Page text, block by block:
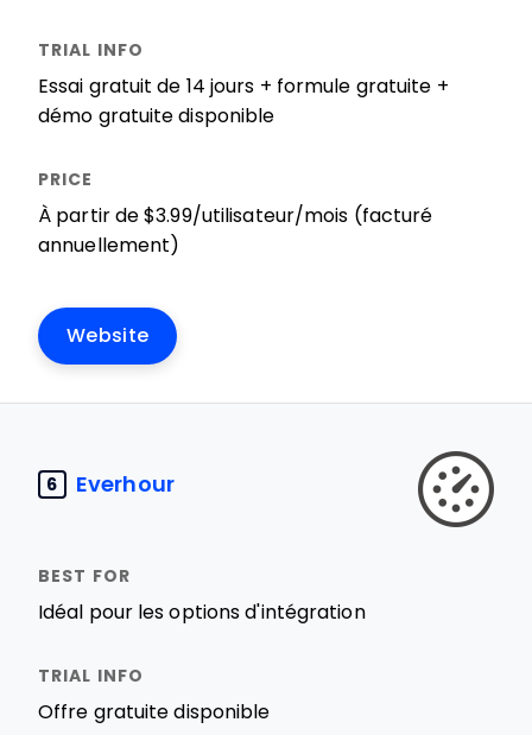
Essai gratuit de 14 jours + formule gratuite +
démo gratuite disponible
À partir de $3.99/utilisateur/mois (facturé
annuellement)
Website
6 Everhour
Idéal pour les options d'intégration
Offre gratuite disponible